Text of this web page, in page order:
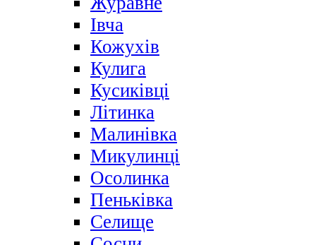
Івча
Кожухів
Кулига
Кусиківці
Літинка
Малинівка
Микулинці
Осолинка
Пеньківка
Селище